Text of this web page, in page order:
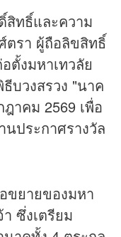
สิทธิ์และความ
ตรา ผู้ถือลิขสิทธิ์
ตั้งมหาเทวลัย
บวงสรวง "นาค
ฎาคม 2569 เพื่อ
ประกาศรางวัล
ขยายของมหา
ซึ่งเตรียม